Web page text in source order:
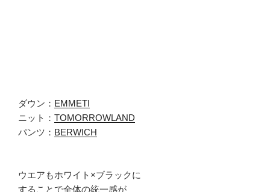
ダウン： EMMETI
ニット： TOMORROWLAND
パンツ： BERWICH
ウエアもホワイト×ブラックに
することで全体の統一感が